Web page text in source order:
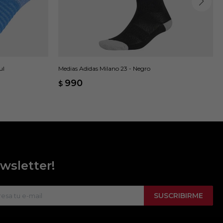
Medias Adidas Milano 23 - Negro
$ 990
SUSCRIBIRME